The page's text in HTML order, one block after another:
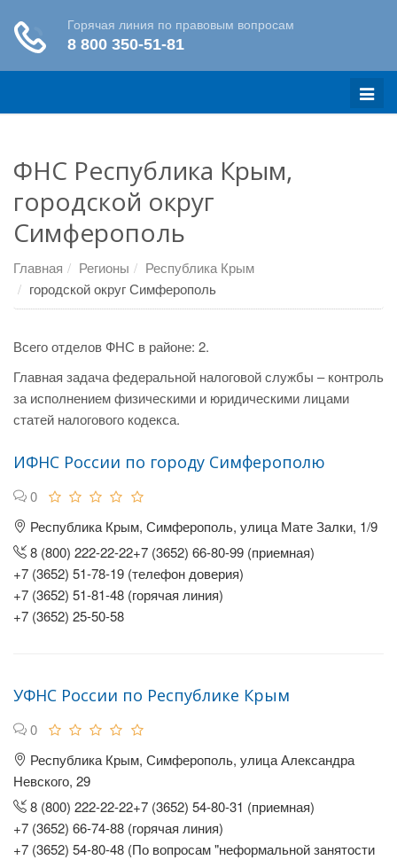
Меню
ФНС Республика Крым,
городской округ
Симферополь
Главная Регионы
Республика Крым
городской округ Симферополь
Всего отделов ФНС в районе: 2.
Главная задача федеральной налоговой службы – контроль
за исполнением физическими и юридическими лицами
статей налогового кодекса.
ИФНС России по городу Симферополю
0
Республика Крым, Симферополь, улица Мате Залки, 1/9
8 (800) 222-22-22+7 (3652) 66-80-99 (приемная)
+7 (3652) 51-78-19 (телефон доверия)
+7 (3652) 51-81-48 (горячая линия)
+7 (3652) 25-50-58
УФНС России по Республике Крым
0
Республика Крым, Симферополь, улица Александра
Невского, 29
8 (800) 222-22-22+7 (3652) 54-80-31 (приемная)
+7 (3652) 66-74-88 (горячая линия)
+7 (3652) 54-80-48 (По вопросам "неформальной занятости